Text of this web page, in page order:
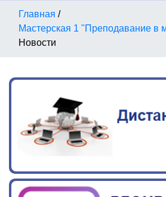
Главная /
Мастерская 1 "Преподавание в
Новости